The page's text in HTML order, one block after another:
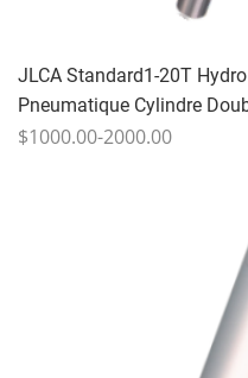
JLCA Standard1-20T
Pneumatique Cylindre
$1000.00-2000.00